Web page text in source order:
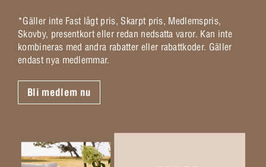
*Gäller inte Fast lågt pris, Skarpt pris, Medlemspris,
Skovby, presentkort eller redan nedsatta varor. Kan inte
kombineras med andra rabatter eller rabattkoder. Gäller
endast nya medlemmar.
Bli medlem nu